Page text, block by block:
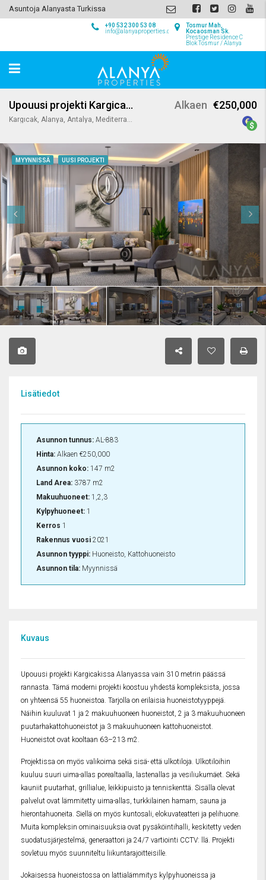
Asuntoja Alanyasta Turkissa
Tosmur Mah,
Kocaosman Sk.
Prestige Residence C
Blok Tosmur / Alanya
+90 532 300 53 08
info@alanyaproperties.com
Upouusi projekti Kargicak Alanyassa
Kargıcak, Alanya, Antalya, Mediterranean Region, 07435, Turkey
Alkaen €250,000
MYYNNISSÄ UUSI PROJEKTI
Lisätiedot
Asunnon tunnus: AL-883
Hinta: Alkaen €250,000
Asunnon koko: 147 m2
Land Area: 3787 m2
Makuuhuoneet: 1,2,3
Kylpyhuoneet: 1
Kerros 1
Rakennus vuosi 2021
Asunnon tyyppi: Huoneisto, Kattohuoneisto
Asunnon tila: Myynnissä
Kuvaus
Upouusi projekti Kargicakissa Alanyassa vain 310 metrin päässä
rannasta. Tämä moderni projekti koostuu yhdestä kompleksista, jossa
on yhteensä 55 huoneistoa. Tarjolla on erilaisia ​​huoneistotyyppejä.
Näihin kuuluvat 1 ja 2 makuuhuoneen huoneistot, 2 ja 3 makuuhuoneen
puutarhakattohuoneistot ja 3 makuuhuoneen kattohuoneistot.
Huoneistot ovat kooltaan 63–213 m2.
Projektissa on myös valikoima sekä sisä- että ulkotiloja. Ulkotiloihin
kuuluu suuri uima-allas porealtaalla, lastenallas ja vesiliukumäet. Sekä
kauniit puutarhat, grillialue, leikkipuisto ja tenniskenttä. Sisälla olevat
palvelut ovat lämmitetty uima-allas, turkkilainen hamam, sauna ja
hierontahuoneita. Siellä on myös kuntosali, elokuvateatteri ja pelihuone.
Muita kompleksin ominaisuuksia ovat pysäköintihalli, keskitetty veden
suodatusjärjestelmä, generaattori ja 24/7 vartiointi CCTV: llä. Projekti
sovletuu myös suunniteltu liikuntarajoitteisille.
Jokaisessa huoneistossa on lattialämmitys kylpyhuoneissa ja